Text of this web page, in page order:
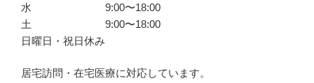
水 9:00〜18:00
土 9:00〜18:00
日曜日・祝日休み
居宅訪問・在宅医療に対応しています。